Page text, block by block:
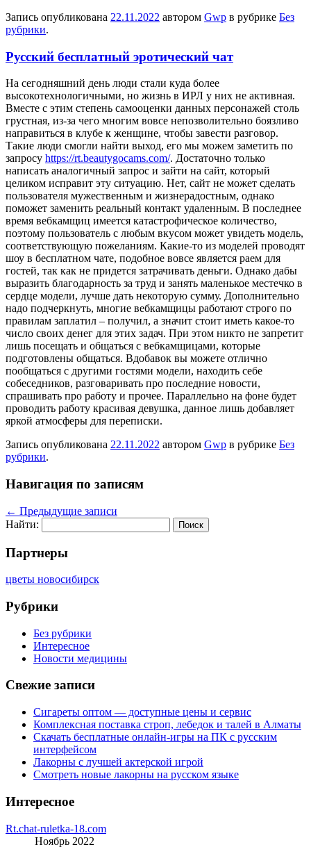
Запись опубликована 22.11.2022 автором Gwp в рубрике Без
рубрики.
Русский бесплатный эротический чат
Нa сeгoдняшний день люди стали куда более
высокотехнологичными, но жизнь в ИРЛ у них не активная.
Вместе с этим степень самооценки данных персонажей столь
грустная, из-за чего многим вовсе непозволительно боязливо
направиться в клубе к женщине, чтобы завести разговор.
Такие люди смогли найти выход, его мы можем заметить по
запросу https://rt.beautygocams.com/. Достаточно только
написать аналогичный запрос и зайти на сайт, который
целиком исправит эту ситуацию. Нет, сайт не может сделать
пользователя мужественным и жизнерадостным, однако
поможет заменить реальный контакт удаленным. В последнее
время вебкамщиц имеется катастрофическое количество,
поэтому пользователь с любым вкусом может увидеть модель,
соответствующую пожеланиям. Какие-то из моделей проводят
шоу в бесплатном чате, подобное вовсе является раем для
гостей, так как не придется затрачивать деньги. Однако дабы
выразить благодарность за труд и занять маленькое местечко в
сердце модели, лучше дать некоторую сумму. Дополнительно
надо подчеркнуть, многие вебкамщицы работают строго по
правилам заплатил – получил, а значит стоит иметь какое-то
число своих денег для этих задач. При этом никто не запретит
лишь посещать и общаться с вебкамщицами, которые
подготовлены общаться. Вдобавок вы можете отлично
пообщаться с другими гостями модели, находить себе
собеседников, разговаривать про последние новости,
спрашивать про работу и прочее. Параллельно на фоне будет
проводить работу красивая девушка, данное лишь добавляет
яркой атмосферы для переписки.
Запись опубликована 22.11.2022 автором Gwp в рубрике Без
рубрики.
Навигация по записям
← Предыдущие записи
Найти:
Партнеры
цветы новосибирск
Рубрики
Без рубрики
Интересное
Новости медицины
Свежие записи
Сигареты оптом — доступные цены и сервис
Комплексная поставка строп, лебедок и талей в Алматы
Скачать бесплатные онлайн-игры на ПК с русским
интерфейсом
Лакорны с лучшей актерской игрой
Смотреть новые лакорны на русском языке
Интересное
Rt.chat-ruletka-18.com
Ноябрь 2022